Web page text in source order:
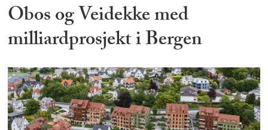
Obos og Veidekke med
milliardprosjekt i Bergen